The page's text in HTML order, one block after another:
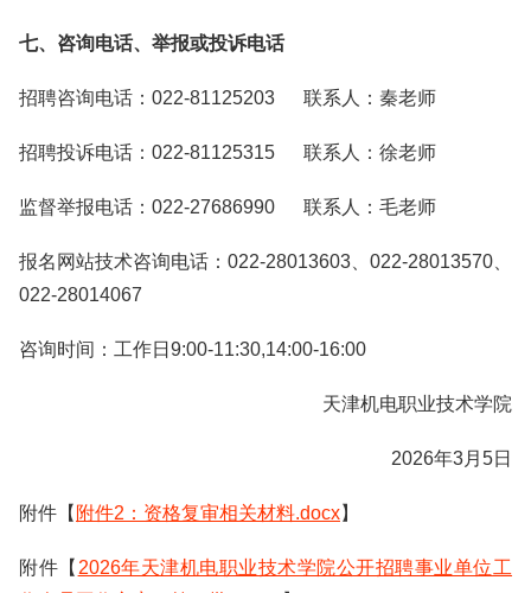
七、咨询电话、举报或投诉电话
招聘咨询电话：022-81125203 联系人：秦老师
招聘投诉电话：022-81125315 联系人：徐老师
监督举报电话：022-27686990 联系人：毛老师
报名网站技术咨询电话：022-28013603、022-28013570、
022-28014067
咨询时间：工作日9:00-11:30,14:00-16:00
天津机电职业技术学院
2026年3月5日
附件【 附件2：资格复审相关材料.docx】
附件【 2026年天津机电职业技术学院公开招聘事业单位工